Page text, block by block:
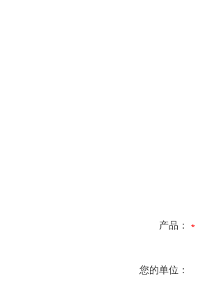
产品：
您的单位：